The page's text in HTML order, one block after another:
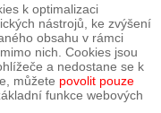
k optimalizaci
nástrojů, ke zvýšení
obsahu v rámci
nich. Cookies jsou
a nedostane se k
můžete povolit pouze
funkce webových